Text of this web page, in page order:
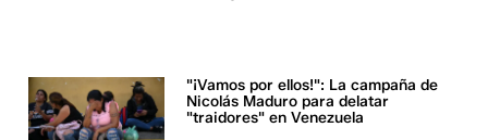
"¡Vamos por ellos!": La campaña de
Nicolás Maduro para delatar
"traidores" en Venezuela